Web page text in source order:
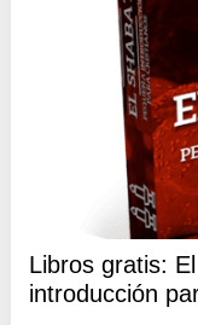
Libros gratis:
introducción